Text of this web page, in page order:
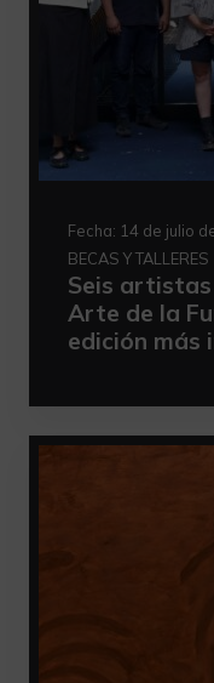
Fecha: 14 de julio
BECAS Y TALLERES
Seis artistas
Arte de la
edición más